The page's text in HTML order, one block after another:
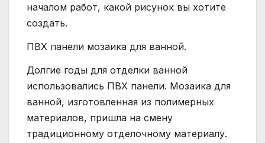
началом работ, какой рисунок вы хотите
создать.
ПВХ панели мозаика для ванной.
Долгие годы для отделки ванной
использовались ПВХ панели. Мозаика для
ванной, изготовленная из полимерных
материалов, пришла на смену
традиционному отделочному материалу.